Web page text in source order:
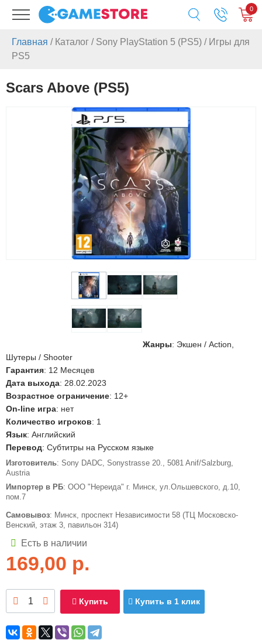
0
Главная / Каталог / Sony PlayStation 5 (PS5) / Игры для
PS5
Scars Above (PS5)
Жанры: Экшен / Action,
Шутеры / Shooter
Гарантия: 12 Месяцев
Дата выхода: 28.02.2023
Возрастное ограничение: 12+
On-line игра: нет
Количество игроков: 1
Язык: Английский
Перевод: Субтитры на Русском языке
Изготовитель: Sony DADC, Sonystrasse 20., 5081 Anif/Salzburg,
Austria
Импортер в РБ: ООО "Нереида" г. Минск, ул.Ольшевского, д.10,
пом.7
Самовывоз: Минск, проспект Независимости 58 (ТЦ Московско-
Венский, этаж 3, павильон 314)
Есть в наличии
169,00 р.
Купить Купить в 1 клик